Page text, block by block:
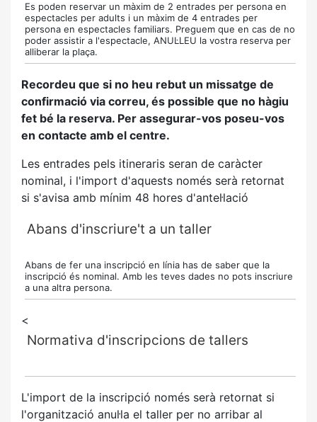
Es poden reservar un màxim de 2 entrades per persona en
espectacles per adults i un màxim de 4 entrades per
persona en espectacles familiars. Preguem que en cas de no
poder assistir a l'espectacle, ANUL·LEU la vostra reserva per
alliberar la plaça.
Recordeu que si no heu rebut un missatge de
confirmació via correu, és possible que no hàgiu
fet bé la reserva. Per assegurar-vos poseu-vos
en contacte amb el centre.
Les entrades pels itineraris seran de caràcter
nominal, i l'import d'aquests només serà retornat
si s'avisa amb mínim 48 hores d'antel·lació
Abans d'inscriure't a un taller
Abans de fer una inscripció en línia has de saber que la
inscripció és nominal. Amb les teves dades no pots inscriure
a una altra persona.
<
Normativa d'inscripcions de tallers
L'import de la inscripció només serà retornat si
l'organització anul·la el taller per no arribar al